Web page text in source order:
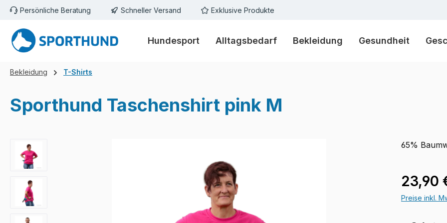
Hauptinhalt springen
Zur Suche springen
Zur Hauptnavigation springen
Persönliche Beratung Schneller Versand Exklusive Produkte
Hundesport Alltagsbedarf Bekleidung Gesundheit
Bekleidung T-Shirts
Sporthund Taschenshirt pink M
Bildergalerie überspringen 65%
23,90
Preise inkl.